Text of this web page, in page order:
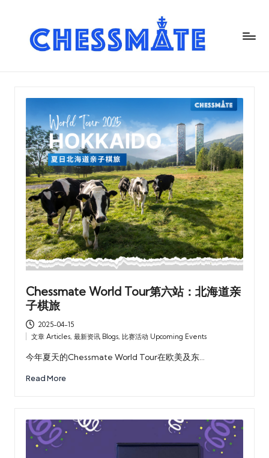
m
at
国
际
象
棋
俱
乐
部
Chessmate World Tour第六站：北海道亲
子棋旅
2025-04-15
Posted
in
文章 Articles,最新资讯 Blogs, 比赛活动 Upcoming Events
今年夏天的Chessmate World Tour在欧美及东…
Read More